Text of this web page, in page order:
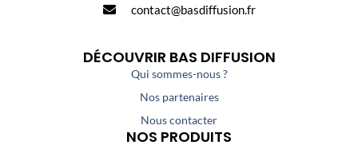
contact@basdiffusion.fr
DÉCOUVRIR BAS DIFFUSION
Qui sommes-nous ?
Nos partenaires
Nous contacter
NOS PRODUITS